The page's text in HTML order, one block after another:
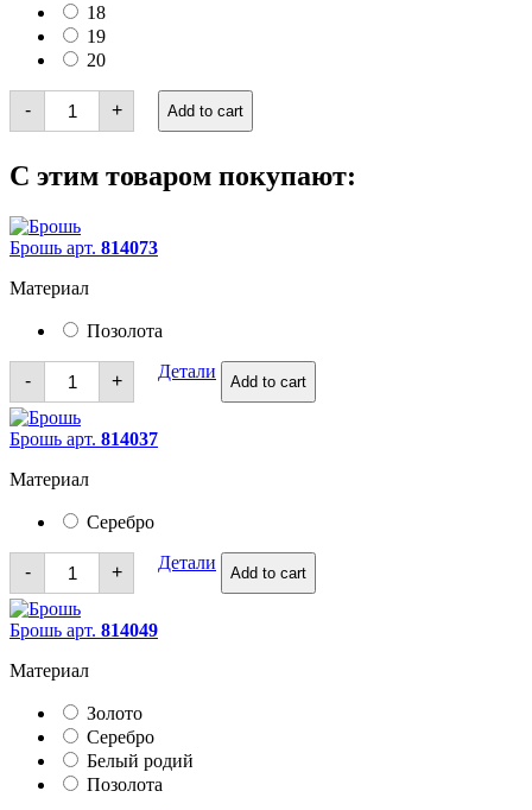
18
19
20
-
Кольца
quantity
+ Add to cart
С этим товаром покупают:
Брошь арт. 814073
Материал
Позолота
-
Брошь
quantity
+ Детали
Add to cart
Брошь арт. 814037
Материал
Серебро
-
Брошь
quantity
+ Детали
Add to cart
Брошь арт. 814049
Материал
Золото
Серебро
Белый родий
Позолота